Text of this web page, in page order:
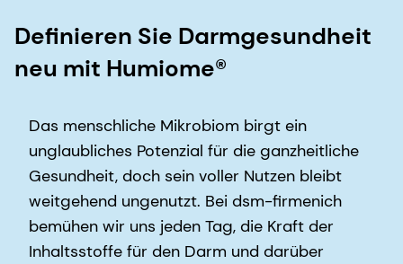
Definieren Sie Darmgesundheit
neu mit Humiome®
Das menschliche Mikrobiom birgt ein
unglaubliches Potenzial für die ganzheitliche
Gesundheit, doch sein voller Nutzen bleibt
weitgehend ungenutzt. Bei dsm-firmenich
bemühen wir uns jeden Tag, die Kraft der
Inhaltsstoffe für den Darm und darüber